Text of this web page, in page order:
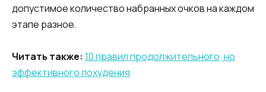
допустимое количество набранных очков на каждом
этапе разное.
Читать также: 10 правил продолжительного, но
эффективного похудения